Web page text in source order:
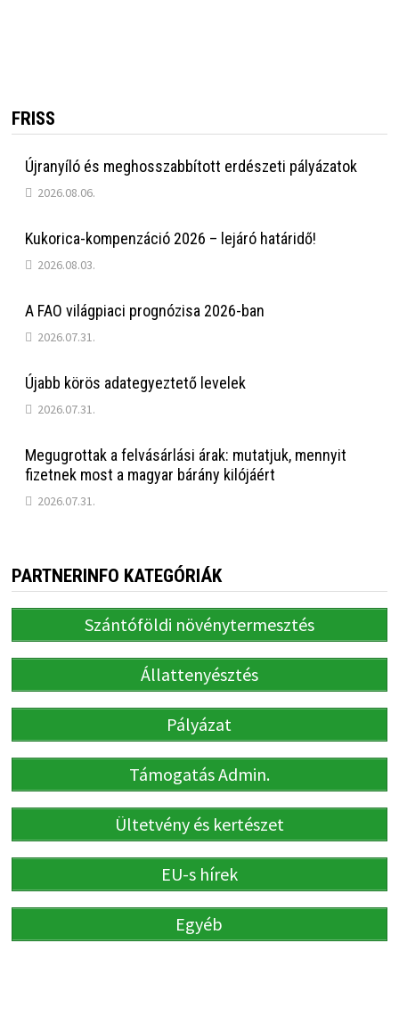
FRISS
Újranyíló és meghosszabbított erdészeti pályázatok
2026.08.06.
Kukorica-kompenzáció 2026 – lejáró határidő!
2026.08.03.
A FAO világpiaci prognózisa 2026-ban
2026.07.31.
Újabb körös adategyeztető levelek
2026.07.31.
Megugrottak a felvásárlási árak: mutatjuk, mennyit
fizetnek most a magyar bárány kilójáért
2026.07.31.
PARTNERINFO KATEGÓRIÁK
Szántóföldi növénytermesztés
Állattenyésztés
Pályázat
Támogatás Admin.
Ültetvény és kertészet
EU-s hírek
Egyéb